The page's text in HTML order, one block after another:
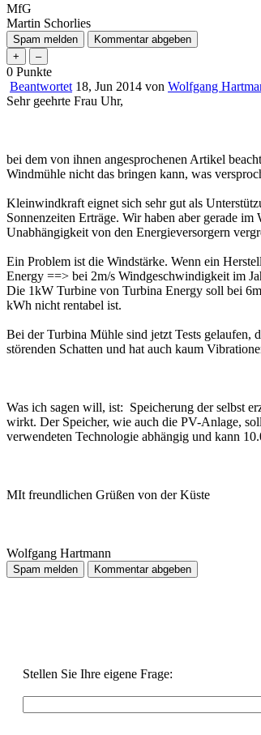
MfG
Martin Schorlies
0 Punkte
Beantwortet 18, Jun 2014 von Wolfgang
Sehr geehrte Frau Uhr,
bei dem von ihnen angesprochenen Artikel
Windmühle nicht das bringen kann, was
Kleinwindkraft eignet sich sehr gut als
Sonnenzeiten Erträge. Wir haben aber gerade
Unabhängigkeit von den Energieversorgern
Ein Problem ist die Windstärke. Wenn ein
Energy ==> bei 2m/s Windgeschwindigkeit im
Die 1kW Turbine von Turbina Energy soll bei
kWh nicht rentabel ist.
Bei der Turbina Mühle sind jetzt Tests gelaufen,
störenden Schatten und hat auch kaum
Was ich sagen will, ist: Speicherung der selbst
wirkt. Der Speicher, wie auch die PV-Anlage,
verwendeten Technologie abhängig und kann
MIt freundlichen Grüßen von der Küste
Wolfgang Hartmann
Stellen Sie Ihre eigene Frage: